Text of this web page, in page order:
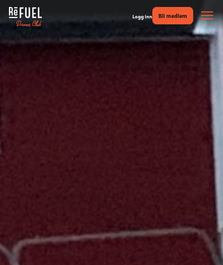
Logg inn Bli medlem